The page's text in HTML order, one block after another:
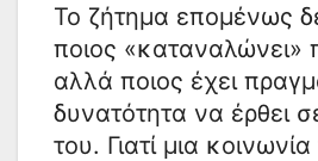
Το ζήτημα επομένως
ποιος «καταναλώνει»
αλλά ποιος έχει
δυνατότητα να έρθει
του. Γιατί μια